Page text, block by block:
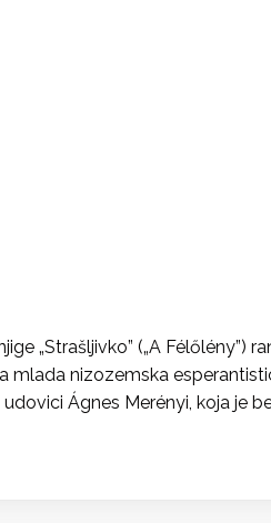
„Strašljivko” („A Félőlény”)
mlada nizozemska
Ágnes Merényi, koja je